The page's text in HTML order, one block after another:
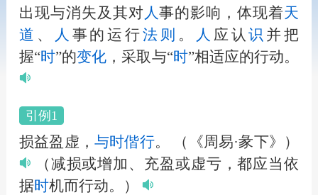
出现与消失及其对 人事的影响，体现着天
道 、 人 事的运行法 则 。 人 应认识 并把
握“时”的变化 ，采取与“时”相适应的行动。
引例1
损益盈虚， 与时偕行。
（《周易·彖下》）
（减损或增加、充盈或虚亏，都应当依
据时机而行动。）